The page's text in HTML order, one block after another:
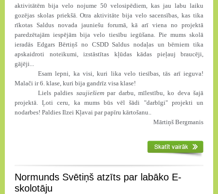
aktivitātēm bija velo nojume 50 velosipēdiem, kas jau labu laiku
gozējas skolas priekšā. Otra aktivitāte bija velo sacensības, kas tika
rīkotas Saldus novada jauniešu forumā, kā arī viena no projektā
paredzētajām iespējām bija velo tiesību iegūšana. Pie mums skolā
ieradās Edgars Bērtiņš no CSDD Saldus nodaļas un bērniem tika
apskaidroti noteikumi, izstāstītas kļūdas kādas pieļauj braucēji,
gājēji...
Esam lepni, ka visi, kuri lika velo tiesības, tās arī ieguva!
Malači ir 6. klase, kuri bija gandrīz visa klase!
Liels paldies saujiešiempar darbu, mīlestību, ko deva šajā
projektā. Ļoti ceru, ka mums būs vēl šādi "darbīgi" projekti un
nodarbes! Paldies Ilzei Kļavai par papīru kārtošanu..
Mārtiņš Bergmanis
Normunds Svētiņš atzīts par labāko E-
skolotāju